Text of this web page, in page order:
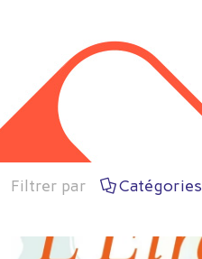
Filtrer par Catégories